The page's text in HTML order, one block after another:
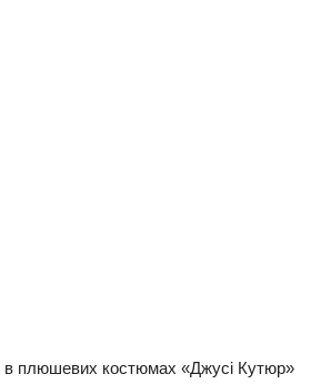
в плюшевих костюмах «Джусі Кутюр»